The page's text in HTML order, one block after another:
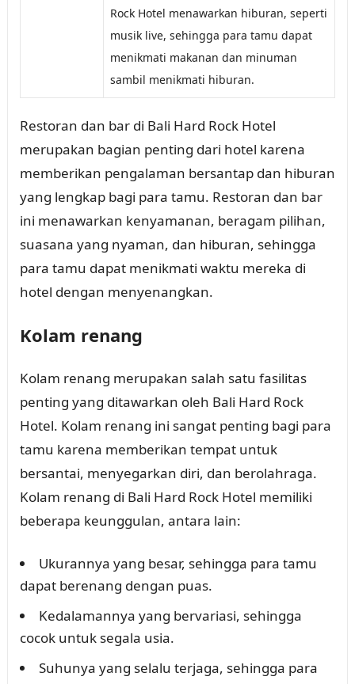
Rock Hotel menawarkan hiburan, seperti
musik live, sehingga para tamu dapat
menikmati makanan dan minuman
sambil menikmati hiburan.
Restoran dan bar di Bali Hard Rock Hotel
merupakan bagian penting dari hotel karena
memberikan pengalaman bersantap dan hiburan
yang lengkap bagi para tamu. Restoran dan bar
ini menawarkan kenyamanan, beragam pilihan,
suasana yang nyaman, dan hiburan, sehingga
para tamu dapat menikmati waktu mereka di
hotel dengan menyenangkan.
Kolam renang
Kolam renang merupakan salah satu fasilitas
penting yang ditawarkan oleh Bali Hard Rock
Hotel. Kolam renang ini sangat penting bagi para
tamu karena memberikan tempat untuk
bersantai, menyegarkan diri, dan berolahraga.
Kolam renang di Bali Hard Rock Hotel memiliki
beberapa keunggulan, antara lain:
Ukurannya yang besar, sehingga para tamu
dapat berenang dengan puas.
Kedalamannya yang bervariasi, sehingga
cocok untuk segala usia.
Suhunya yang selalu terjaga, sehingga para